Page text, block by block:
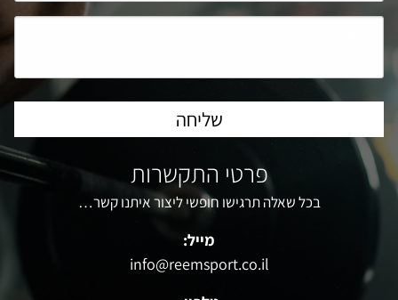
פרטי התקשרות
בכל שאלה תרגישו חופשי ליצור איתנו קשר…
מייל:
info@reemsport.co.il